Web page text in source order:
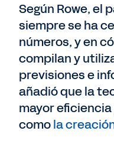
Según Rowe, el
siempre se ha
números, y en
compilan y
previsiones e
añadió que la
mayor
comola